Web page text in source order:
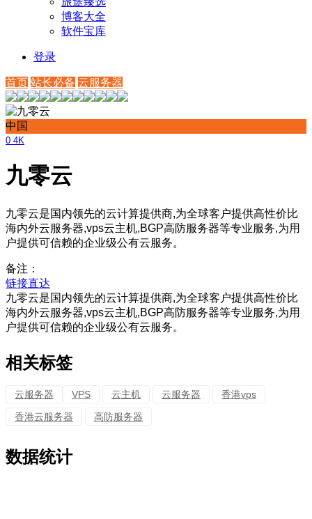
博客大全
软件宝库
登录
首页 站长必备 云服务器
中国
0 4K
九零云
九零云是国内领先的云计算提供商,为全球客户提供高性价比
海内外云服务器,vps云主机,BGP高防服务器等专业服务,为用
户提供可信赖的企业级公有云服务。
备注：
链接直达
九零云是国内领先的云计算提供商,为全球客户提供高性价比
海内外云服务器,vps云主机,BGP高防服务器等专业服务,为用
户提供可信赖的企业级公有云服务。
相关标签
云服务器 VPS 云主机 云服务器
香港vps
香港云服务器
高防服务器
数据统计